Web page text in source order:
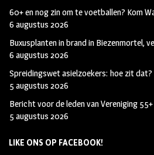
60+ en nog zin om te voetballen? Kom
6 augustus 2026
Buxusplanten in brand in Biezenmortel,
6 augustus 2026
Spreidingswet asielzoekers: hoe zit dat?
5 augustus 2026
Bericht voor de leden van Vereniging 55+
5 augustus 2026
LIKE ONS OP FACEBOOK!